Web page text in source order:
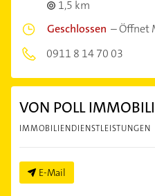
1,5 km
Geschlossen –Öffnet
0911 8 14 70 03
VON POLL
IMMOBILIENDIENSTLEISTUNGEN
E-Mail